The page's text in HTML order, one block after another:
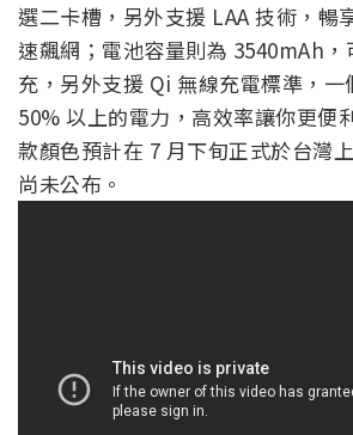
選二卡槽，另外支援 LAA 技術，暢
速飆網；電池容量則為 3540mAh，
充，另外支援 Qi 無線充電標準，一
50% 以上的電力，高效率讓你更便
款顏色預計在 7 月下旬正式於台灣
尚未公布。